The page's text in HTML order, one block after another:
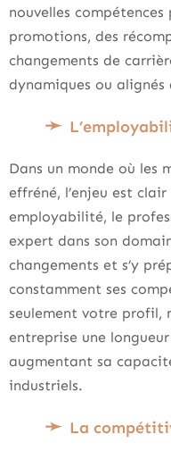
nouvelles
promotions, des
changements de
dynamiques ou alignés
Dans un monde où les
effréné, l’enjeu est
employabilité, le
expert dans son
changements et s’y
constamment ses
seulement votre profil,
entreprise une
augmentant sa
industriels.
La